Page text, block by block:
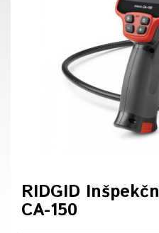
RIDGID
CA-150